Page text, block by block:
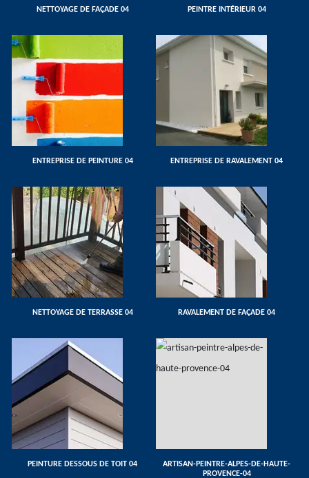
NETTOYAGE DE FAÇADE 04 PEINTRE INTÉRIEUR 04
ENTREPRISE DE PEINTURE 04 ENTREPRISE DE RAVALEMENT 04
NETTOYAGE DE TERRASSE 04 RAVALEMENT DE FAÇADE 04
PEINTURE DESSOUS DE TOIT 04
ARTISAN-PEINTRE-ALPES-DE-HAUTE-
PROVENCE-04